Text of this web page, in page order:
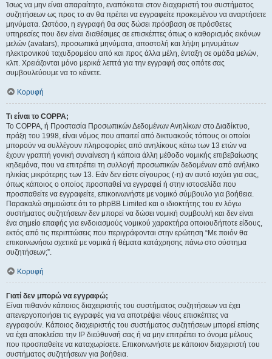
Ίσως να μην είναι απαραίτητο, εναπόκειται στον διαχειριστή του συστήματος
συζητήσεων ως προς το αν θα πρέπει να εγγραφείτε προκειμένου να αναρτήσετε
μηνύματα. Ωστόσο, η εγγραφή θα σας δώσει πρόσβαση σε πρόσθετες
υπηρεσίες που δεν είναι διαθέσιμες σε επισκέπτες όπως ο καθορισμός εικόνων
μελών (avatars), προσωπικά μηνύματα, αποστολή και λήψη μηνυμάτων
ηλεκτρονικού ταχυδρομείου από και προς άλλα μέλη, ένταξη σε ομάδα μελών,
κλπ. Χρειάζονται μόνο μερικά λεπτά για την εγγραφή σας οπότε σας
συμβουλεύουμε να το κάνετε.
Κορυφή
Τι είναι το COPPA;
Το COPPA, ή Προστασία Προσωπικών Δεδομένων Ανηλίκων στο Διαδίκτυο,
πράξη του 1998, είναι νόμος που απαιτεί από δικτυακούς τόπους οι οποίοι
μπορούν να συλλέγουν πληροφορίες από ανηλίκους κάτω των 13 ετών να
έχουν γραπτή γονική συναίνεση ή κάποια άλλη μέθοδο νομικής επιβεβαίωσης
κηδεμόνα, που να επιτρέπει τη συλλογή προσωπικών δεδομένων από ανήλικο
ηλικίας μικρότερης των 13. Εάν δεν είστε σίγουρος (-η) αν αυτό ισχύει για σας,
όπως κάποιος ο οποίος προσπαθεί να εγγραφεί ή στην ιστοσελίδα που
προσπαθείτε να εγγραφείτε, επικοινωνήστε με νομικό σύμβουλο για βοήθεια.
Παρακαλώ σημειώστε ότι το phpBB Limited και ο ιδιοκτήτης του εν λόγω
συστήματος συζητήσεων δεν μπορεί να δώσει νομική συμβουλή και δεν είναι
ένα σημείο επαφής για ενδοιασμούς νομικού χαρακτήρα οποιουδήποτε είδους,
εκτός από τις περιπτώσεις που περιγράφονται στην ερώτηση “Με ποιόν θα
επικοινωνήσω σχετικά με νομικά ή θέματα κατάχρησης πάνω στο σύστημα
συζητήσεων;”.
Κορυφή
Γιατί δεν μπορώ να εγγραφώ;
Είναι πιθανόν κάποιος διαχειριστής του συστήματος συζητήσεων να έχει
απενεργοποιήσει τις εγγραφές για να αποτρέψει νέους επισκέπτες να
εγγραφούν. Κάποιος διαχειριστής του συστήματος συζητήσεων μπορεί επίσης
να έχει αποκλείσει την IP διεύθυνσή σας ή να μην επιτρέπει το όνομα μέλους
που προσπαθείτε να καταχωρίσετε. Επικοινωνήστε με κάποιον διαχειριστή του
συστήματος συζητήσεων για βοήθεια.